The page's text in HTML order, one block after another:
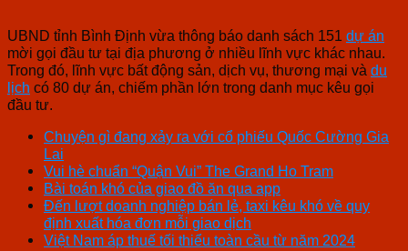
UBND tỉnh Bình Định vừa thông báo danh sách 151 dự án
mời gọi đầu tư tại địa phương ở nhiều lĩnh vực khác nhau.
Trong đó, lĩnh vực bất động sản, dịch vụ, thương mại và du
lịch có 80 dự án, chiếm phần lớn trong danh mục kêu gọi
đầu tư.
Chuyện gì đang xảy ra với cổ phiếu Quốc Cường Gia
Lai
Vui hè chuẩn “Quận Vui” The Grand Ho Tram
Bài toán khó của giao đồ ăn qua app
Đến lượt doanh nghiệp bán lẻ, taxi kêu khó về quy
định xuất hóa đơn mỗi giao dịch
Việt Nam áp thuế tối thiểu toàn cầu từ năm 2024